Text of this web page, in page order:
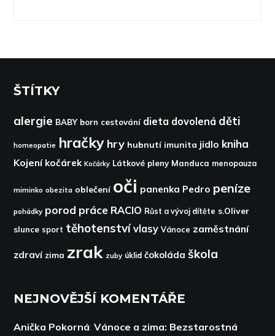
ŠTÍTKY
alergie BABY born cestování dieta dovolená děti
homeopatie hračky hry hubnutí imunita jidlo kniha
Kojení kočárek Kočárky Látkové pleny Manduca menopauza
miminko obezita oblečení oči panenka Pedro peníze
pohádky porod práce RACIO Růst a vývoj dítěte s.Oliver
slunce sport těhotenství vlasy Vánoce zaměstnání
zdraví zima zrak zuby úklid čokoláda škola
NEJNOVĚJŠÍ KOMENTÁŘE
Anička Pokorná:Vánoce a zima: Bezstarostná